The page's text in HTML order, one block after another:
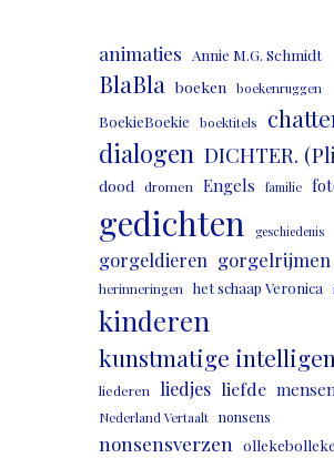
animaties Annie M.G. Schmidt
BlaBla boeken boekenruggen
BoekieBoekie boektitels
dialogen DICHTER.
dood dromen Engels familie
gedichten geschiedenis
gorgeldieren gorgelrijmen
herinneringen het schaap Veronica
kinderen
kunstmatige
liederen liedjes liefde
Nederland Vertaalt nonsens
nonsensverzen